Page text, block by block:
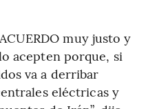
muy justo y
acepten porque, si
va a derribar
eléctricas y